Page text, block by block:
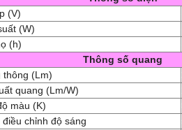
(V)
(W)
(h)
Thông số quang
thông (Lm)
quang (Lm/W)
màu (K)
điều chỉnh độ sáng